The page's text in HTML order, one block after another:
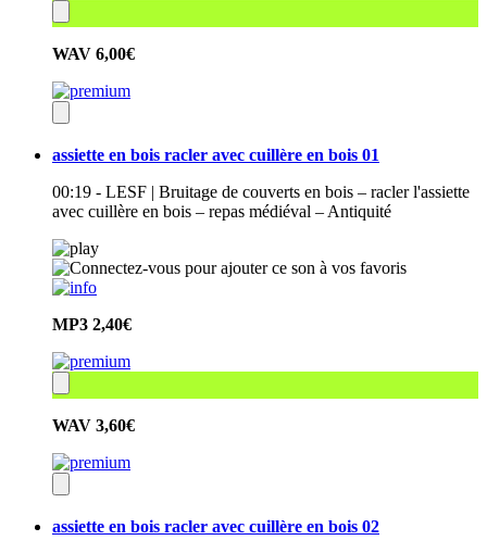
WAV 6,00€
assiette en bois racler avec cuillère en bois 01
00:19 - LESF | Bruitage de couverts en bois – racler l'assiette
avec cuillère en bois – repas médiéval – Antiquité
MP3 2,40€
WAV 3,60€
assiette en bois racler avec cuillère en bois 02